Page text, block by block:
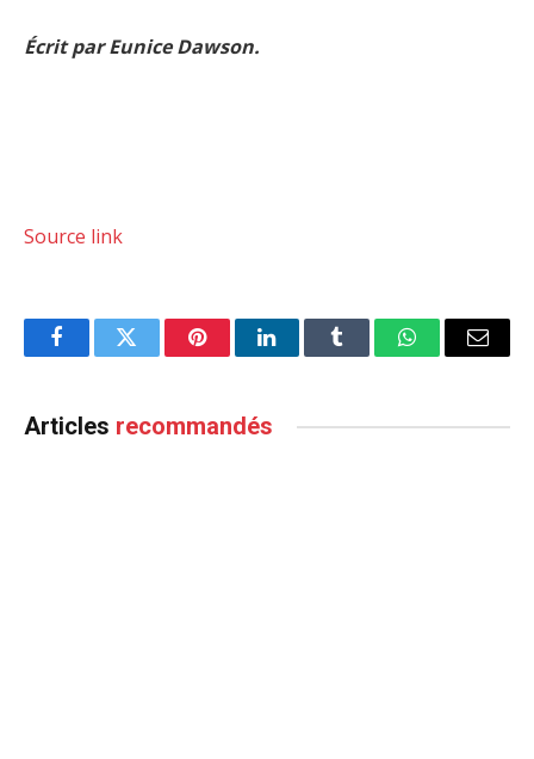
Écrit par Eunice Dawson.
Source link
FacebookTwitter PinterestLinkedInTumblr WhatsAppEmail
Articles recommandés